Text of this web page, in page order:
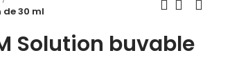
de 30 ml
Solution buvable